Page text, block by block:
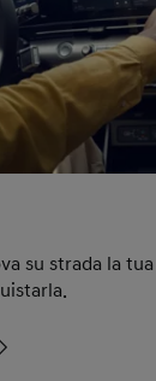
su strada la